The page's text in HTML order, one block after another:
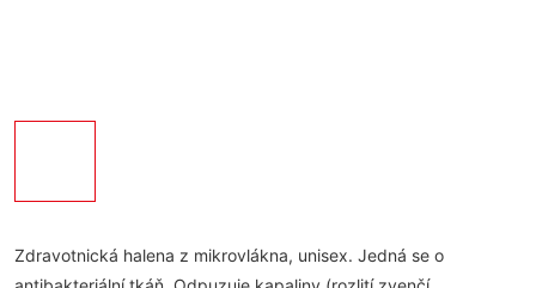
Zdravotnická halena z mikrovlákna, unisex. Jedná se o